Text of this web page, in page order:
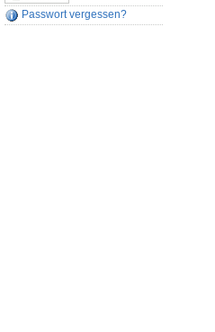
Passwort vergessen?